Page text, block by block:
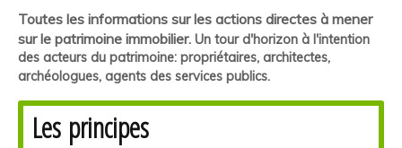
Toutes les informations sur les actions directes à mener
sur le patrimoine immobilier. Un tour d'horizon à l'intention
des acteurs du patrimoine: propriétaires, architectes,
archéologues, agents des services publics.
Les principes